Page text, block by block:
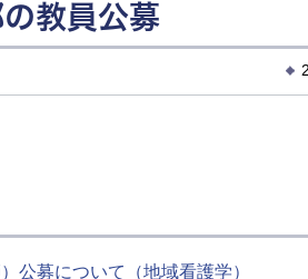
教員公募
公募について（地域看護学）